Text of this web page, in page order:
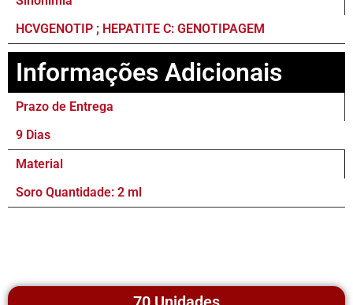
HCVGENOTIP ; HEPATITE C: GENOTIPAGEM
Informações Adicionais
Prazo de Entrega
9 Dias
Material
Soro Quantidade: 2 ml